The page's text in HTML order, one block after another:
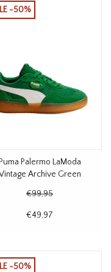
-50%
Palermo LaModa
Archive Green
€99,95
€49,97
-50%